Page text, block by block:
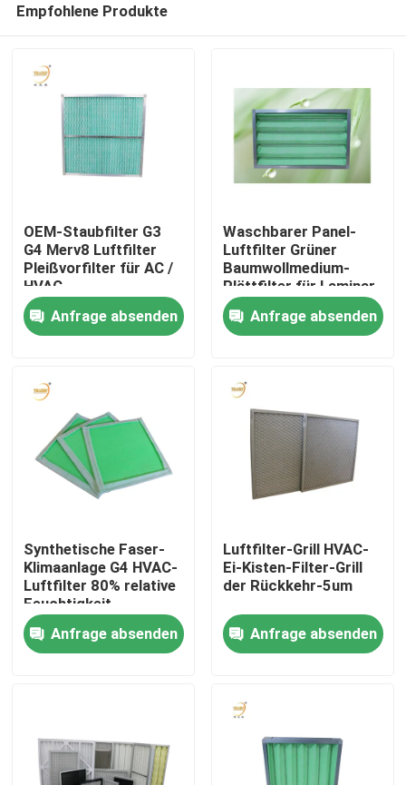
Haus
Produkte
Über uns
Fabrik-Ausflug
Qualitätskontrolle
Fordern Sie ein Zitat
FFU-Einheit
Empfohlene Produkte
OEM-Staubfilter G3
G4 Merv8 Luftfilter
Pleißvorfilter für AC /
HVAC
Anfrage absenden
Waschbarer Panel-
Luftfilter Grüner
Baumwollmedium-
Plättfilter für Laminar-
Flow-Hut
Anfrage absenden
Synthetische Faser-
Klimaanlage G4 HVAC-
Luftfilter 80% relative
Feuchtigkeit
Anfrage absenden
Luftfilter-Grill HVAC-
Ei-Kisten-Filter-Grill
der Rückkehr-5um
Anfrage absenden